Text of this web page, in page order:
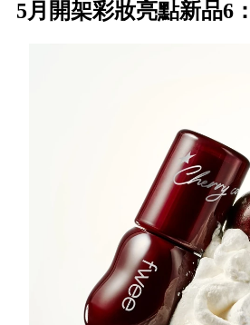
5月開架彩妝亮點新品6